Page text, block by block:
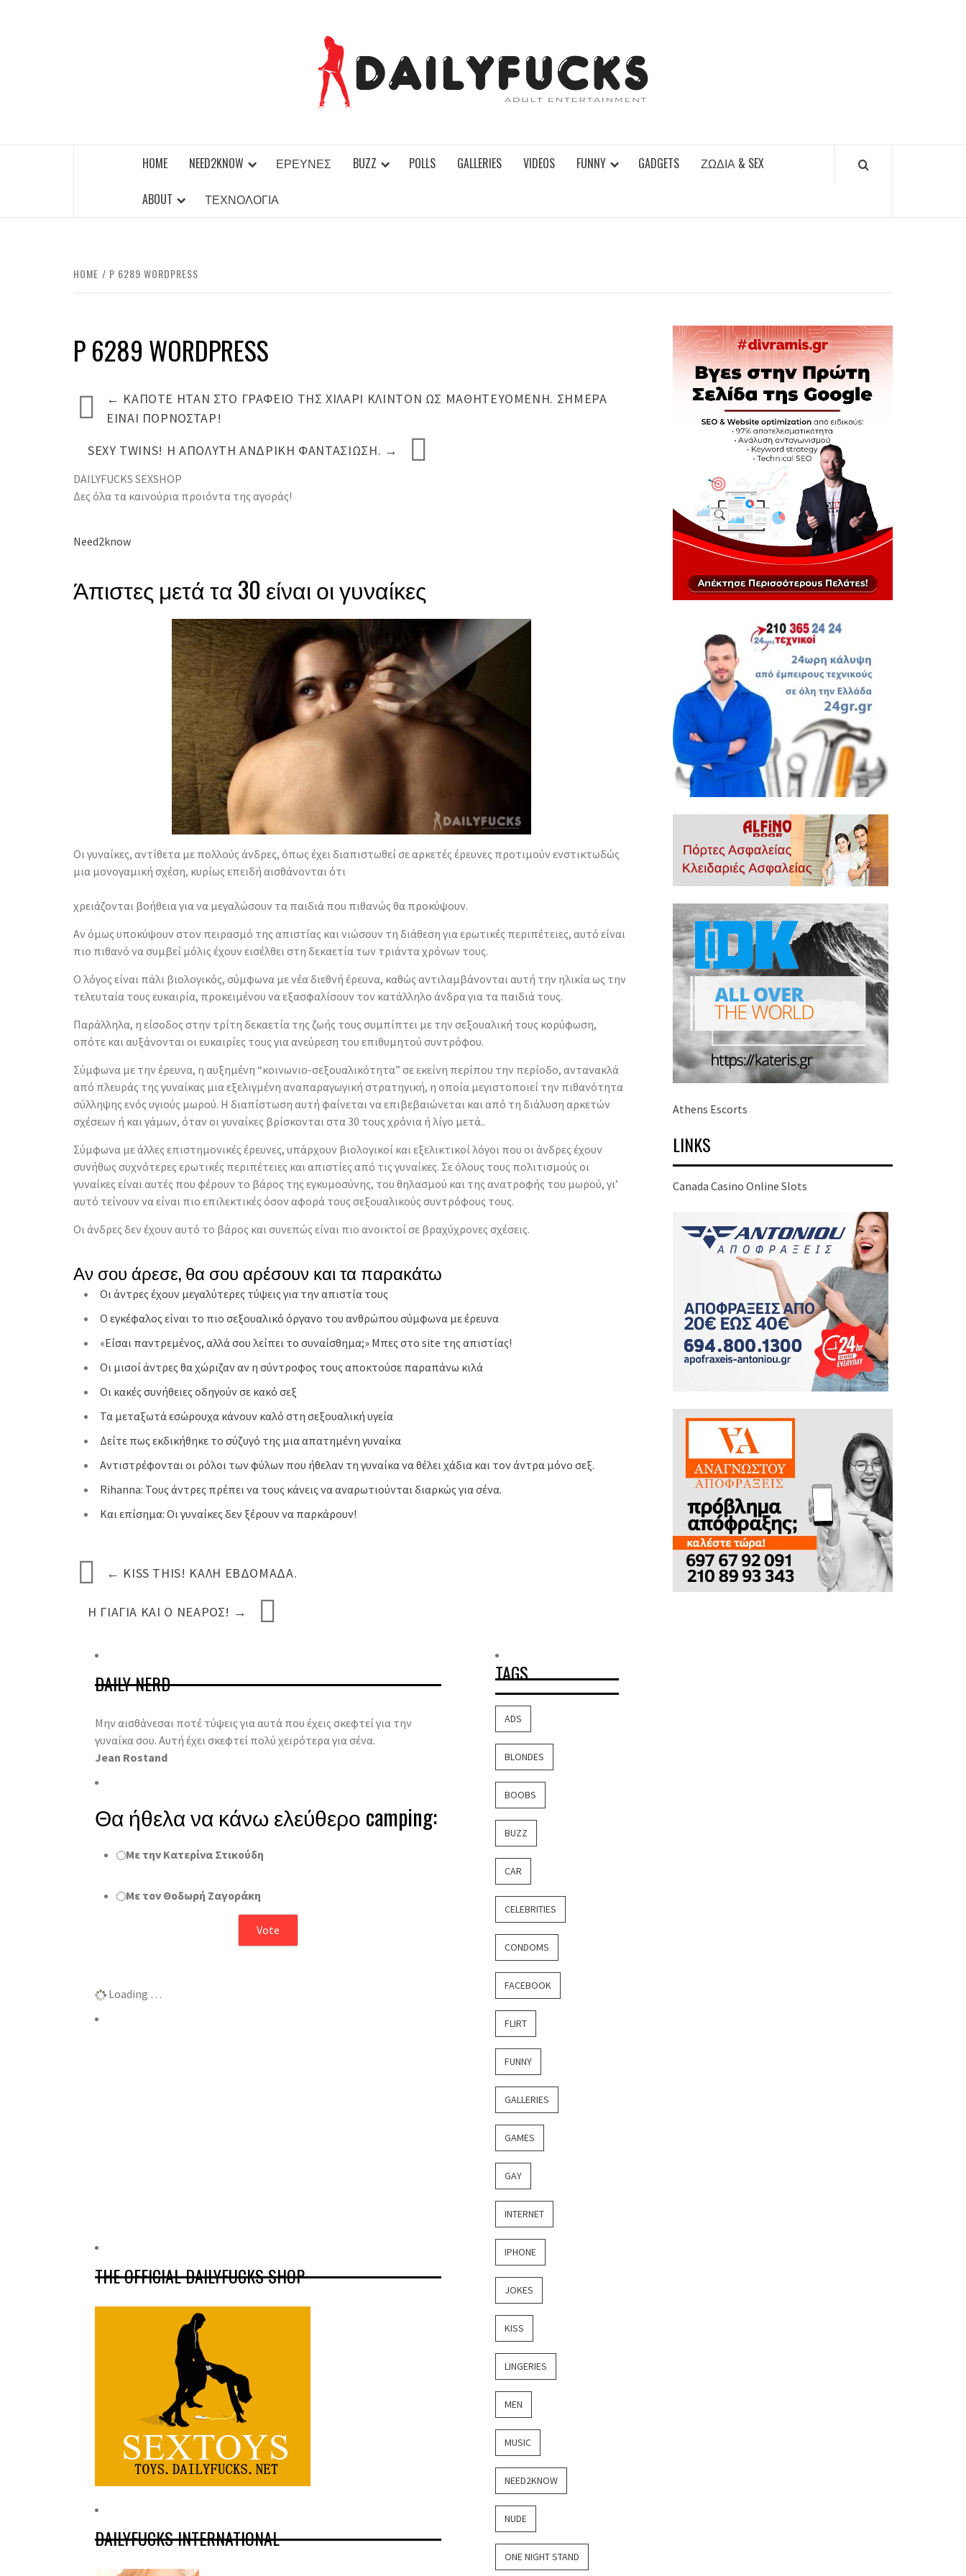
HOME NEED2KNOW ΈΡΕΥΝΕΣ BUZZ POLLS GALLERIES VIDEOS FUNNY GADGETS ΖΏΔΙΑ & SEX
ABOUT ΤΕΧΝΟΛΟΓΊΑ
HOME P 6289 WORDPRESS
P 6289 WORDPRESS
← ΚΆΠΟΤΕ ΉΤΑΝ ΣΤΟ ΓΡΑΦΕΊΟ ΤΗΣ ΧΊΛΑΡΙ ΚΛΊΝΤΟΝ ΩΣ ΜΑΘΗΤΕΥΌΜΕΝΗ. ΣΉΜΕΡΑ
ΕΊΝΑΙ ΠΟΡΝΟΣΤΆΡ!
SEXY TWINS! Η ΑΠΌΛΥΤΗ ΑΝΔΡΙΚΉ ΦΑΝΤΑΣΊΩΣΗ. →
DAILYFUCKS SEXSHOP
Δες όλα τα καινούρια προιόντα της αγοράς!
Need2know
Άπιστες μετά τα 30 είναι οι γυναίκες
Οι γυναίκες, αντίθετα με πολλούς άνδρες, όπως έχει διαπιστωθεί σε αρκετές έρευνες προτιμούν ενστικτωδώς
μια μονογαμική σχέση, κυρίως επειδή αισθάνονται ότι
χρειάζονται βοήθεια για να μεγαλώσουν τα παιδιά που πιθανώς θα προκύψουν.
Αν όμως υποκύψουν στον πειρασμό της απιστίας και νιώσουν τη διάθεση για ερωτικές περιπέτειες, αυτό είναι
πιο πιθανό να συμβεί μόλις έχουν εισέλθει στη δεκαετία των τριάντα χρόνων τους.
Ο λόγος είναι πάλι βιολογικός, σύμφωνα με νέα διεθνή έρευνα, καθώς αντιλαμβάνονται αυτή την ηλικία ως την
τελευταία τους ευκαιρία, προκειμένου να εξασφαλίσουν τον κατάλληλο άνδρα για τα παιδιά τους.
Παράλληλα, η είσοδος στην τρίτη δεκαετία της ζωής τους συμπίπτει με την σεξουαλική τους κορύφωση,
οπότε και αυξάνονται οι ευκαιρίες τους για ανεύρεση του επιθυμητού συντρόφου.
Σύμφωνα με την έρευνα, η αυξημένη “κοινωνιο-σεξουαλικότητα” σε εκείνη περίπου την περίοδο, αντανακλά
από πλευράς της γυναίκας μια εξελιγμένη αναπαραγωγική στρατηγική, η οποία μεγιστοποιεί την πιθανότητα
σύλληψης ενός υγιούς μωρού. Η διαπίστωση αυτή φαίνεται να επιβεβαιώνεται και από τη διάλυση αρκετών
σχέσεων ή και γάμων, όταν οι γυναίκες βρίσκονται στα 30 τους χρόνια ή λίγο μετά..
Σύμφωνα με άλλες επιστημονικές έρευνες, υπάρχουν βιολογικοί και εξελικτικοί λόγοι που οι άνδρες έχουν
συνήθως συχνότερες ερωτικές περιπέτειες και απιστίες από τις γυναίκες. Σε όλους τους πολιτισμούς οι
γυναίκες είναι αυτές που φέρουν το βάρος της εγκυμοσύνης, του θηλασμού και της ανατροφής του μωρού, γι’
αυτό τείνουν να είναι πιο επιλεκτικές όσον αφορά τους σεξουαλικούς συντρόφους τους.
Οι άνδρες δεν έχουν αυτό το βάρος και συνεπώς είναι πιο ανοικτοί σε βραχύχρονες σχέσεις.
Αν σου άρεσε, θα σου αρέσουν και τα παρακάτω
Oι άντρες έχουν μεγαλύτερες τύψεις για την απιστία τους
O εγκέφαλος είναι το πιο σεξουαλικό όργανο του ανθρώπου σύμφωνα με έρευνα
«Είσαι παντρεµένος, αλλά σου λείπει το συναίσθηµα;» Μπες στο site της απιστίας!
Οι μισοί άντρες θα χώριζαν αν η σύντροφος τους αποκτούσε παραπάνω κιλά
Οι κακές συνήθειες οδηγούν σε κακό σεξ
Τα μεταξωτά εσώρουχα κάνουν καλό στη σεξουαλική υγεία
Δείτε πως εκδικήθηκε το σύζυγό της μια απατημένη γυναίκα
Αντιστρέφονται οι ρόλοι των φύλων που ήθελαν τη γυναίκα να θέλει χάδια και τον άντρα μόνο σεξ.
Rihanna: Τους άντρες πρέπει να τους κάνεις να αναρωτιούνται διαρκώς για σένα.
Και επίσημα: Οι γυναίκες δεν ξέρουν να παρκάρουν!
← KISS THIS! ΚΑΛΉ ΕΒΔΟΜΆΔΑ.
Η ΓΙΑΓΙΆ ΚΑΙ Ο ΝΕΑΡΌΣ! →
DAILY NERD
Μην αισθάνεσαι ποτέ τύψεις για αυτά που έχεις σκεφτεί για την
γυναίκα σου. Αυτή έχει σκεφτεί πολύ χειρότερα για σένα.
Jean Rostand
Θα ήθελα να κάνω ελεύθερο camping:
Με την Κατερίνα Στικούδη
Με τον Θοδωρή Ζαγοράκη
Loading …
THE OFFICIAL DAILYFUCKS SHOP
DAILYFUCKS INTERNATIONAL
TAGS
ADS
BLONDES
BOOBS
BUZZ
CAR
CELEBRITIES
CONDOMS
FACEBOOK
FLIRT
FUNNY
GALLERIES
GAMES
GAY
INTERNET
IPHONE
JOKES
KISS
LINGERIES
MEN
MUSIC
NEED2KNOW
NUDE
ONE NIGHT STAND
Athens Escorts
LINKS
Canada Casino Online Slots